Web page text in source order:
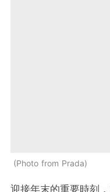
Photo from Prada
迎接年末的重要時刻